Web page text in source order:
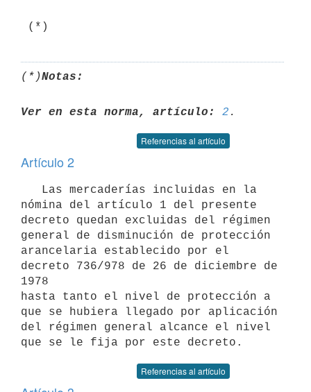
(*)Notas:
Ver en esta norma, artículo: 2
Referencias al artículo
Artículo 2
nómina del artículo 1 del presente
decreto quedan excluidas del régimen
general de disminución de protección
arancelaria establecido por el
decreto 736/978 de 26 de diciembre de
1978
hasta tanto el nivel de protección a
que se hubiera llegado por aplicación
del régimen general alcance el nivel
Referencias al artículo